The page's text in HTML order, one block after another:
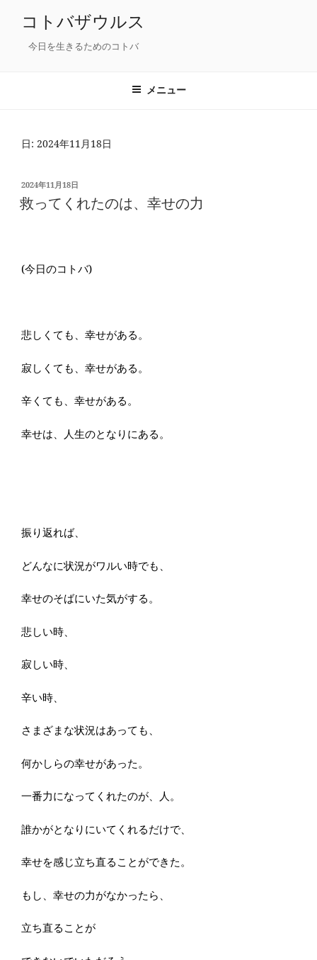
コトバザウルス
今日を生きるためのコトバ
メニュー
日: 2024年11月18日
投
稿
日:
2024年11月18日
救ってくれたのは、幸せの力
(今日のコトバ)
悲しくても、幸せがある。
寂しくても、幸せがある。
辛くても、幸せがある。
幸せは、人生のとなりにある。
振り返れば、
どんなに状況がワルい時でも、
幸せのそばにいた気がする。
悲しい時、
寂しい時、
辛い時、
さまざまな状況はあっても、
何かしらの幸せがあった。
一番力になってくれたのが、人。
誰かがとなりにいてくれるだけで、
幸せを感じ立ち直ることができた。
もし、幸せの力がなかったら、
立ち直ることが